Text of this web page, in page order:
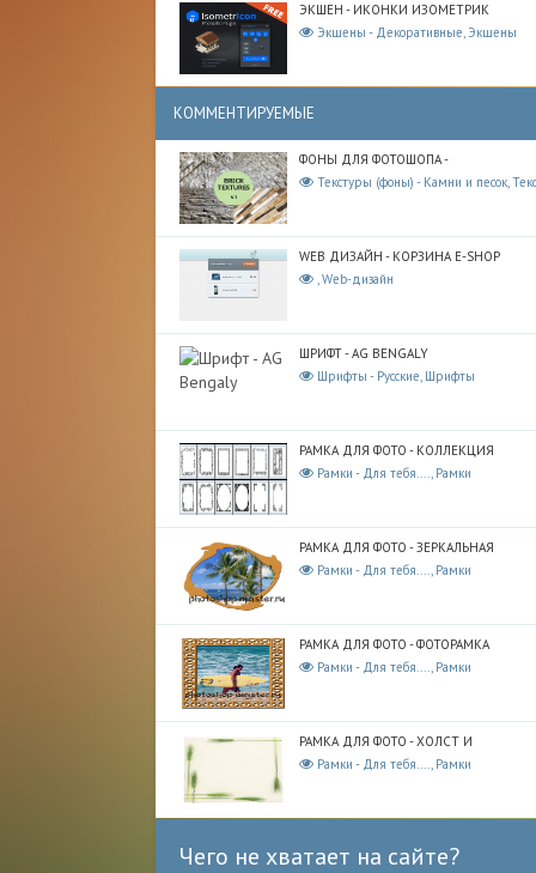
ЭКШЕН - ИКОНКИ ИЗОМЕТРИК
Экшены - Декоративные, Экшены
КОММЕНТИРУЕМЫЕ
ФОНЫ ДЛЯ ФОТОШОПА -
Текстуры (фоны) - Камни и песок,
WEB ДИЗАЙН - КОРЗИНА E-SHOP
, Web-дизайн
ШРИФТ - AG BENGALY
Шрифты - Русские, Шрифты
РАМКА ДЛЯ ФОТО - КОЛЛЕКЦИЯ
Рамки - Для тебя...., Рамки
РАМКА ДЛЯ ФОТО - ЗЕРКАЛЬНАЯ
Рамки - Для тебя...., Рамки
РАМКА ДЛЯ ФОТО - ФОТОРАМКА
Рамки - Для тебя...., Рамки
РАМКА ДЛЯ ФОТО - ХОЛСТ И
Рамки - Для тебя...., Рамки
Чего не хватает на сайте?